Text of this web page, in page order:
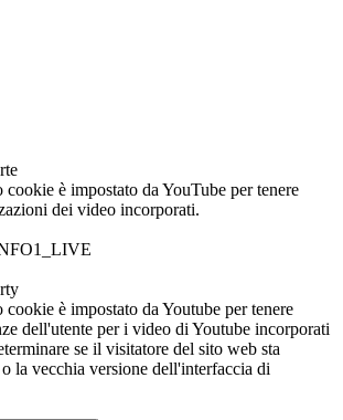
cookie è impostato da YouTube per tenere
dei video incorporati.
cookie è impostato da Youtube per tenere
dell'utente per i video di Youtube incorporati
se il visitatore del sito web sta
la vecchia versione dell'interfaccia di